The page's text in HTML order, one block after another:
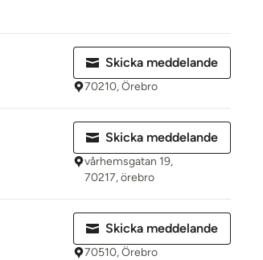
Skicka meddelande
70210, Örebro
Skicka meddelande
vårhemsgatan 19,
70217, örebro
Skicka meddelande
70510, Örebro